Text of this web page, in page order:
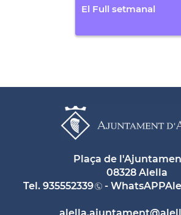
El Full setmanal
Plaça de
08328 Alella
Tel. 935552339 -